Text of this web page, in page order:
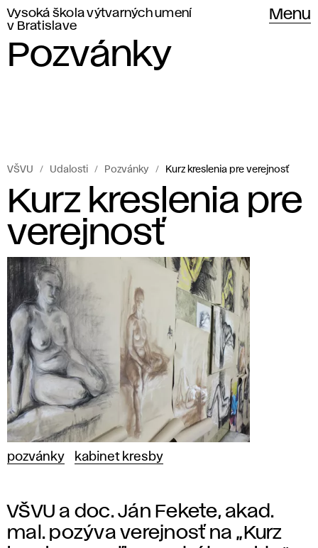
Vysoká škola výtvarných umení
v Bratislave
Menu
Pozvánky
VŠVU Udalosti Pozvánky Kurz kreslenia pre verejnosť
Kurz kreslenia pre
verejnosť
pozvánky kabinet kresby
VŠVU a doc. Ján Fekete, akad.
mal. pozýva verejnosť na „Kurz